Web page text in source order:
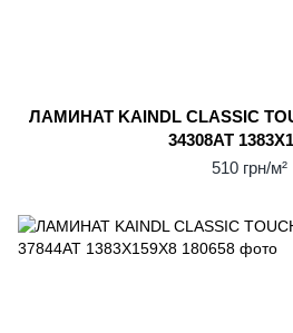
ЛАМИНАТ KAINDL CLASSIC
34308AT
510 грн/м²